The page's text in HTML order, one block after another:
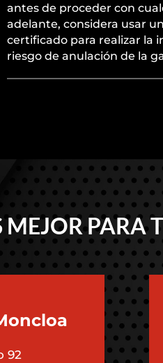
antes de proceder con
adelante, considera usar
certificado para realizar la
riesgo de anulación de la
PARA
92